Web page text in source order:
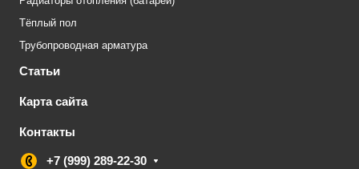
Тёплый пол
Трубопроводная арматура
Статьи
Карта сайта
Контакты
+7 (999) 289-22-30